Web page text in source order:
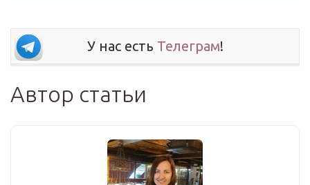
У нас есть Телеграм!
Автор статьи